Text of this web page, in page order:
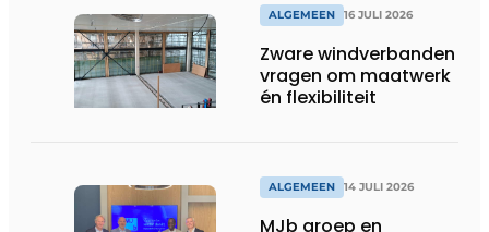
ALGEMEEN 16 JULI 2026
Zware windverbanden
vragen om maatwerk
én flexibiliteit
ALGEMEEN 14 JULI 2026
MJb groep en